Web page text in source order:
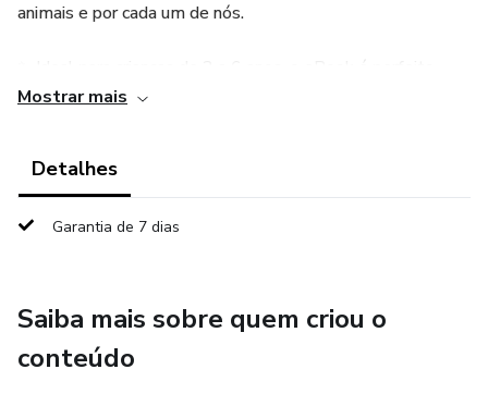
animais e por cada um de nós.
para:
Momentos em família 💛
Uma forma encantadora e educativa de ensinar às crianças
que Deus criou tudo com amor — inclusive elas!
Mostrar mais
Detalhes
Garantia de 7 dias
Saiba mais sobre quem criou o
conteúdo